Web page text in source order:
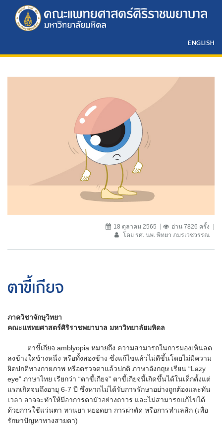
ENGLISH
18 ตุลาคม 2565
อ่าน 7826 ครั้ง
โดย รศ. นพ. พิทยา ภมรเวชวรรณ
ตาขี้เกียจ
ภาควิชาจักษุวิทยา
คณะแพทยศาสตร์ศิริราชพยาบาล มหาวิทยาลัยมหิดล
ตาขี้เกียจ amblyopia หมายถึง ความสามารถในการมองเห็นลด
ลงข้างใดข้างหนึ่ง หรือทั้งสองข้าง ซึ่งแก้ไขแล้วไม่ดีขึ้นโดยไม่มีความ
ผิดปกติทางกายภาพ หรือตรวจตาแล้วปกติ ภาษาอังกฤษ เรียน “Lazy
eye” ภาษาไทย เรียกว่า “ตาขี้เกียจ” ตาขี้เกียจนี้เกิดขึ้นได้ในเด็กตั้งแต่
แรกเกิดจนถึงอายุ 6-7 ปี ซึ่งหากไม่ได้รับการรักษาอย่างถูกต้องและทัน
เวลา อาจจะทำให้มีอาการตามัวอย่างถาวร และไม่สามารถแก้ไขได้
ด้วยการใช้แว่นตา ทานยา หยอดยา การผ่าตัด หรือการทำเลสิก (เพื่อ
รักษาปัญหาทางสายตา)